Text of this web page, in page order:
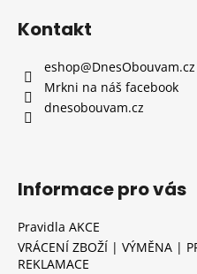
Kontakt
eshop@DnesObouvam.cz
Mrkni na náš facebook
dnesobouvam.cz
Informace pro vás
Pravidla AKCE
VRÁCENÍ ZBOŽÍ | VÝMĚNA |
REKLAMACE